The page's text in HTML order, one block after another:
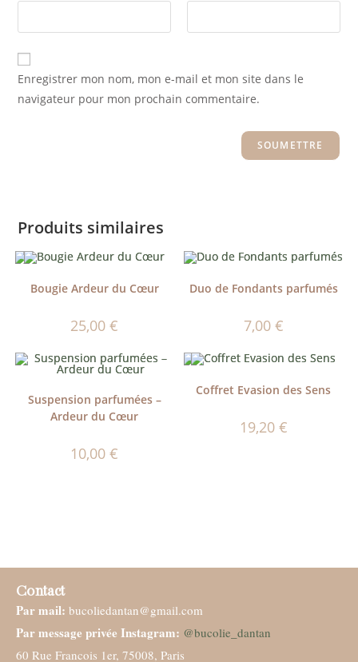
Enregistrer mon nom, mon e-mail et mon site dans le
navigateur pour mon prochain commentaire.
Produits similaires
Bougie Ardeur du Cœur
25,00€
Duo de Fondants parfumés
7,00 €
Suspension parfumées –
Ardeur du Cœur
10,00€
Coffret Evasion des Sens
19,20 €
Contact
Par mail: bucoliedantan@gmail.com
Par message privée Instagram: @bucolie_dantan
60 Rue Francois 1er, 75008, Paris